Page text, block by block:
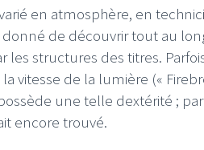
en atmosphère, en
de découvrir tout au
les structures des titres.
vitesse de la lumière («
une telle dextérité ;
encore trouvé.